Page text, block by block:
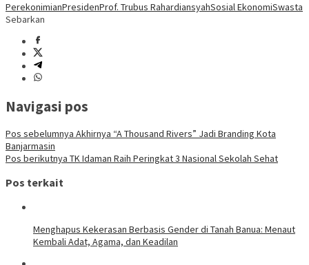
PerekonimianPresidenProf. Trubus RahardiansyahSosial EkonomiSwasta
Sebarkan
Navigasi pos
Pos sebelumnya Akhirnya “A Thousand Rivers” Jadi Branding Kota
Banjarmasin
Pos berikutnya TK Idaman Raih Peringkat 3 Nasional Sekolah Sehat
Pos terkait
Menghapus Kekerasan Berbasis Gender di Tanah Banua: Menaut
Kembali Adat, Agama, dan Keadilan